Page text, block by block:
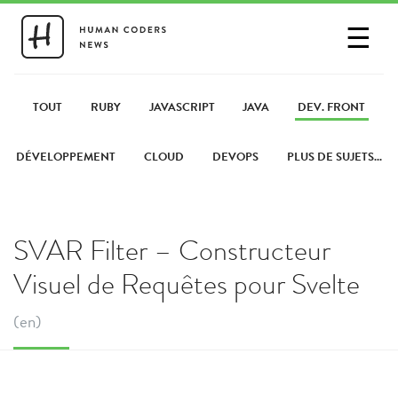
☰
PARTAGER UN LIEN
TOUT RUBY JAVASCRIPT JAVA DEV. FRONT
DÉVELOPPEMENT CLOUD DEVOPS PLUS DE SUJETS...
SVAR Filter – Constructeur
Visuel de Requêtes pour Svelte
(en)